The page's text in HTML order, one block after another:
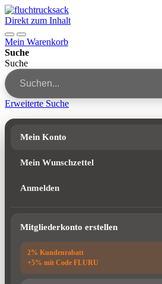
Direkt zum Inhalt
Mein Warenkorb
Suche
Suche
Erweiterte Suche
Mein Konto
Mein Wunschzettel
Anmelden
Mitgliederkonto erstellen